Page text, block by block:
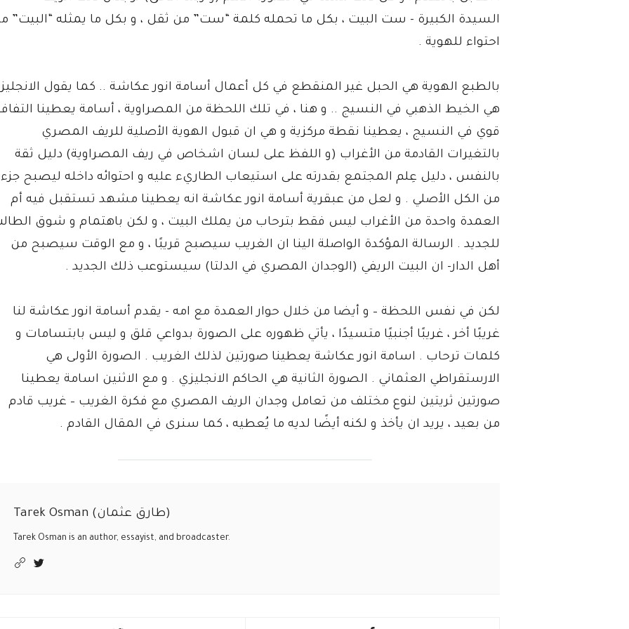
السيدة الكبيرة - ست البيت ، بكل ما تحمله كلمة “ست” من ثقل ، و بكل ما يمثله “البيت”
احتواء للهوية .
بالطبع الهوية هي الحبل غير المنقطع في كل أعمال أسامة انور عكاشة .. كما يقول الانجليز
هي الخيط الذهبي في النسيج .. و هنا ، في تلك اللحظة من المصراوية ، أسامة يعطينا
قوي في النسيج ، يعطينا نقطة مركزية و هي ان قبول الهوية الأصلية للريف المصري
بالتغيرات القادمة من الأغراب (و اللفظ على لسان اشخاص في ريف المصراوية) دليل ثقة
بالنفس ، دليل عِلم المجتمع بقدرته على استيعاب الطاريء عليه و احتوائه داخله ليصبح جزء
من الكل الأصلي . و لعل من عبقرية أسامة انور عكاشة انه يعطينا مشهد تستقبل فيه أم
العمدة واحدة من الأغراب ليس فقط بترحاب من يملك البيت ، و لكن باهتمام و شوق
للجديد . الرسالة المؤكدة الواصلة الينا ان الغريب سيصبح قريبًا ، و مع الوقت سيصبح من
أهل الدار- ان البيت الريفي (الوجدان المصري في الدلتا) سيستوعب ذلك الجديد .
لكن في نفس اللحظة – و أيضا من خلال حوار العمدة مع امه - يقدم أسامة انور عكاشة لنا
غريبًا أخر ، غريبًا أجنبيًا متسيدًا ، يأتي ظهوره على الصورة بدواعي قلق و ليس بابتسامات و
كلمات ترحاب . اسامة انور عكاشة يعطينا صورتين لذلك الغريب . الصورة الأولى هي
الارستقراطي العثماني . الصورة الثانية هي الحاكم الانجليزي . و مع الاثنين اسامة يعطينا
صورتين ثريتين لنوع مختلف من تعامل وجدان الريف المصري مع فكرة الغريب – غريب قادم
من بعيد ، يريد ان يأخذ و لكنه أيضًا لديه ما يُعطيه ، كما سنرى في المقال القادم .
Tarek Osman (طارق عثمان)
Tarek Osman is an author, essayist, and broadcaster.